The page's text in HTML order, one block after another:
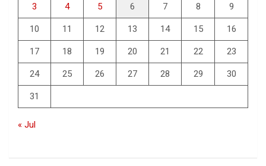
3 4 5 6 7 8 9
10 11 12 13 14 15 16
17 18 19 20 21 22 23
24 25 26 27 28 29 30
31
« Jul